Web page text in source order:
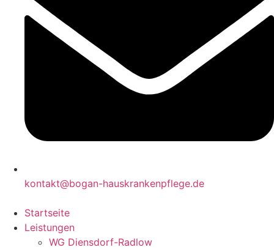
kontakt@bogan-hauskrankenpflege.de
Startseite
Leistungen
WG Diensdorf-Radlow